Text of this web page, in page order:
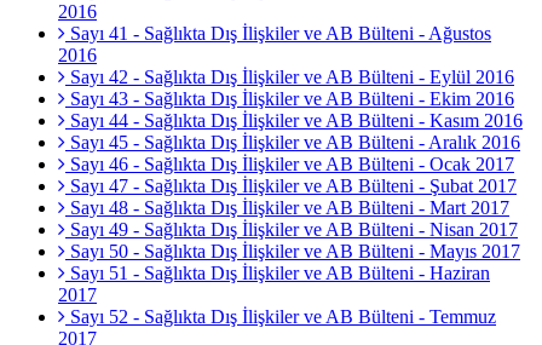
2016
Sayı 41 - Sağlıkta Dış İlişkiler ve AB Bülteni - Ağustos
2016
Sayı 42 - Sağlıkta Dış İlişkiler ve AB Bülteni - Eylül 2016
Sayı 43 - Sağlıkta Dış İlişkiler ve AB Bülteni - Ekim 2016
Sayı 44 - Sağlıkta Dış İlişkiler ve AB Bülteni - Kasım 2016
Sayı 45 - Sağlıkta Dış İlişkiler ve AB Bülteni - Aralık 2016
Sayı 46 - Sağlıkta Dış İlişkiler ve AB Bülteni - Ocak 2017
Sayı 47 - Sağlıkta Dış İlişkiler ve AB Bülteni - Şubat 2017
Sayı 48 - Sağlıkta Dış İlişkiler ve AB Bülteni - Mart 2017
Sayı 49 - Sağlıkta Dış İlişkiler ve AB Bülteni - Nisan 2017
Sayı 50 - Sağlıkta Dış İlişkiler ve AB Bülteni - Mayıs 2017
Sayı 51 - Sağlıkta Dış İlişkiler ve AB Bülteni - Haziran
2017
Sayı 52 - Sağlıkta Dış İlişkiler ve AB Bülteni - Temmuz
2017